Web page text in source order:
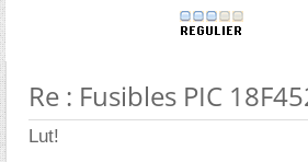
Re : Fusibles PIC
Lut!